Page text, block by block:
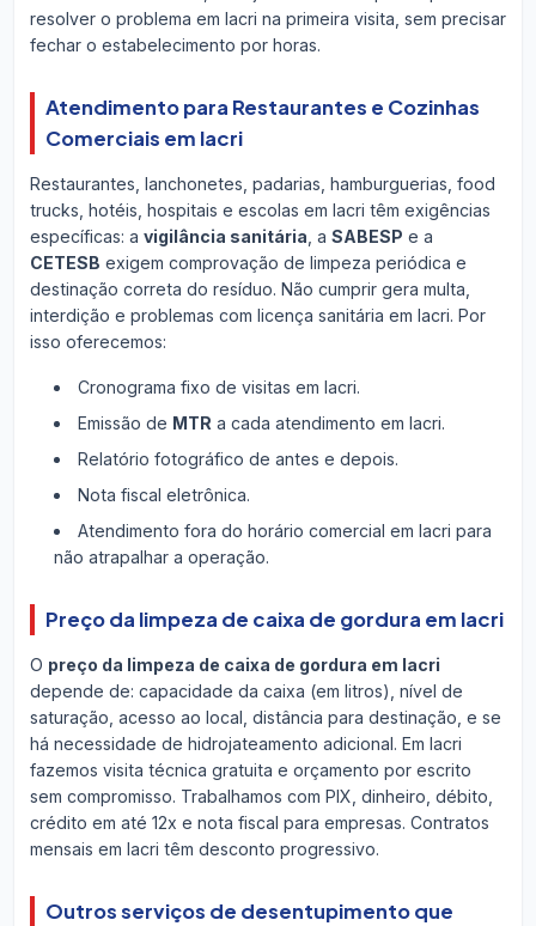
resolver o problema em Iacri na primeira visita, sem precisar
fechar o estabelecimento por horas.
Atendimento para Restaurantes e Cozinhas
Comerciais em Iacri
Restaurantes, lanchonetes, padarias, hamburguerias, food
trucks, hotéis, hospitais e escolas em Iacri têm exigências
específicas: a vigilância sanitária , a SABESP e a
CETESB exigem comprovação de limpeza periódica e
destinação correta do resíduo. Não cumprir gera multa,
interdição e problemas com licença sanitária em Iacri. Por
isso oferecemos:
Cronograma fixo de visitas em Iacri.
Emissão de MTR a cada atendimento em Iacri.
Relatório fotográfico de antes e depois.
Nota fiscal eletrônica.
Atendimento fora do horário comercial em Iacri para
não atrapalhar a operação.
Preço da limpeza de caixa de gordura em Iacri
O preço da limpeza de caixa de gordura em Iacri
depende de: capacidade da caixa (em litros), nível de
saturação, acesso ao local, distância para destinação, e se
há necessidade de hidrojateamento adicional. Em Iacri
fazemos visita técnica gratuita e orçamento por escrito
sem compromisso. Trabalhamos com PIX, dinheiro, débito,
crédito em até 12x e nota fiscal para empresas. Contratos
mensais em Iacri têm desconto progressivo.
Outros serviços de desentupimento que